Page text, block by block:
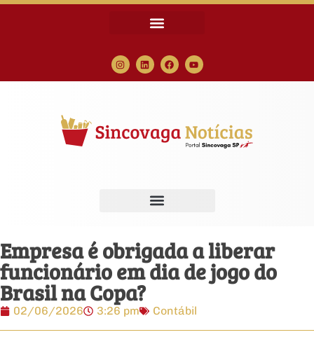
Empresa é obrigada a liberar
funcionário em dia de jogo do
Brasil na Copa?
02/06/2026 3:26 pm Contábil